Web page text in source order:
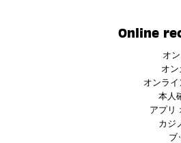
Online
オ
オ
オンラ
本人
アプリ
カジ
ブ